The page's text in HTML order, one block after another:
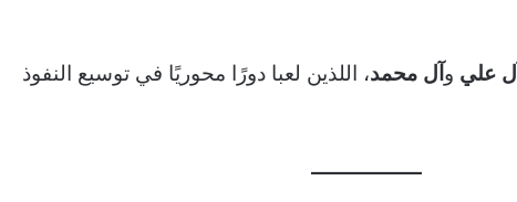
آل علي و آل محمد، اللذين لعبا دورًا محوريًا في توسيع النفوذ